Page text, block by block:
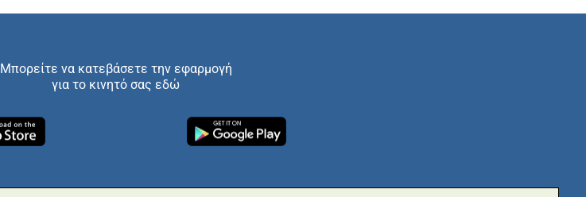
Μπορείτε να κατεβάσετε την εφαρμογή
για το κινητό σας εδώ